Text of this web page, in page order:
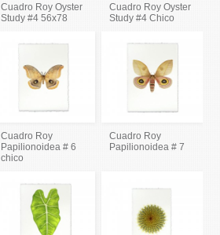
Cuadro Roy Oyster
Study #4 56x78
Cuadro Roy Oyster
Study #4 Chico
Cuadro Roy
Papilionoidea # 6
chico
Cuadro Roy
Papilionoidea # 7